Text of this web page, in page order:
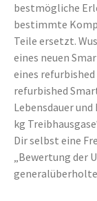
bestmögliche
bestimmte
Teile ersetzt.
eines neuen
eines
refurbished
Lebensdauer
kg
Dir selbst eine
„Bewertung der